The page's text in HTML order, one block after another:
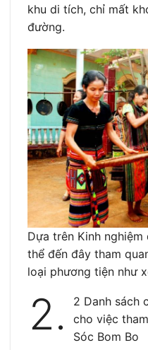
khu di tích, chỉ mất
đường.
Dựa trên Kinh
thể đến đây tham
loại phương tiện như
2.
2 Danh sách
cho việc
Sóc Bom Bo